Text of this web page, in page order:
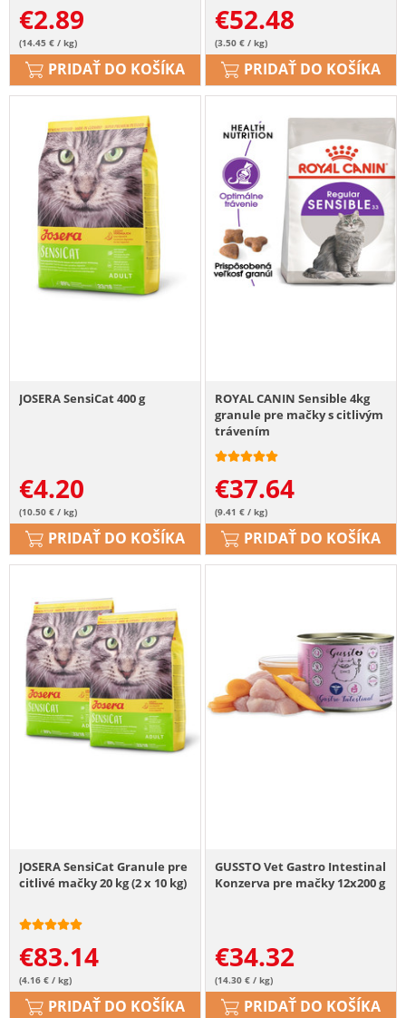
€2.89
(14.45 € / kg)
PRIDAŤ DO KOŠÍKA
€52.48
(3.50 € / kg)
PRIDAŤ DO KOŠÍKA
JOSERA SensiCat 400 g
€4.20
(10.50 € / kg)
PRIDAŤ DO KOŠÍKA
ROYAL CANIN Sensible 4kg
granule pre mačky s citlivým
trávením
€37.64
(9.41 € / kg)
PRIDAŤ DO KOŠÍKA
JOSERA SensiCat Granule pre
citlivé mačky 20 kg (2 x 10 kg)
€83.14
(4.16 € / kg)
PRIDAŤ DO KOŠÍKA
GUSSTO Vet Gastro Intestinal
Konzerva pre mačky 12x200 g
€34.32
(14.30 € / kg)
PRIDAŤ DO KOŠÍKA